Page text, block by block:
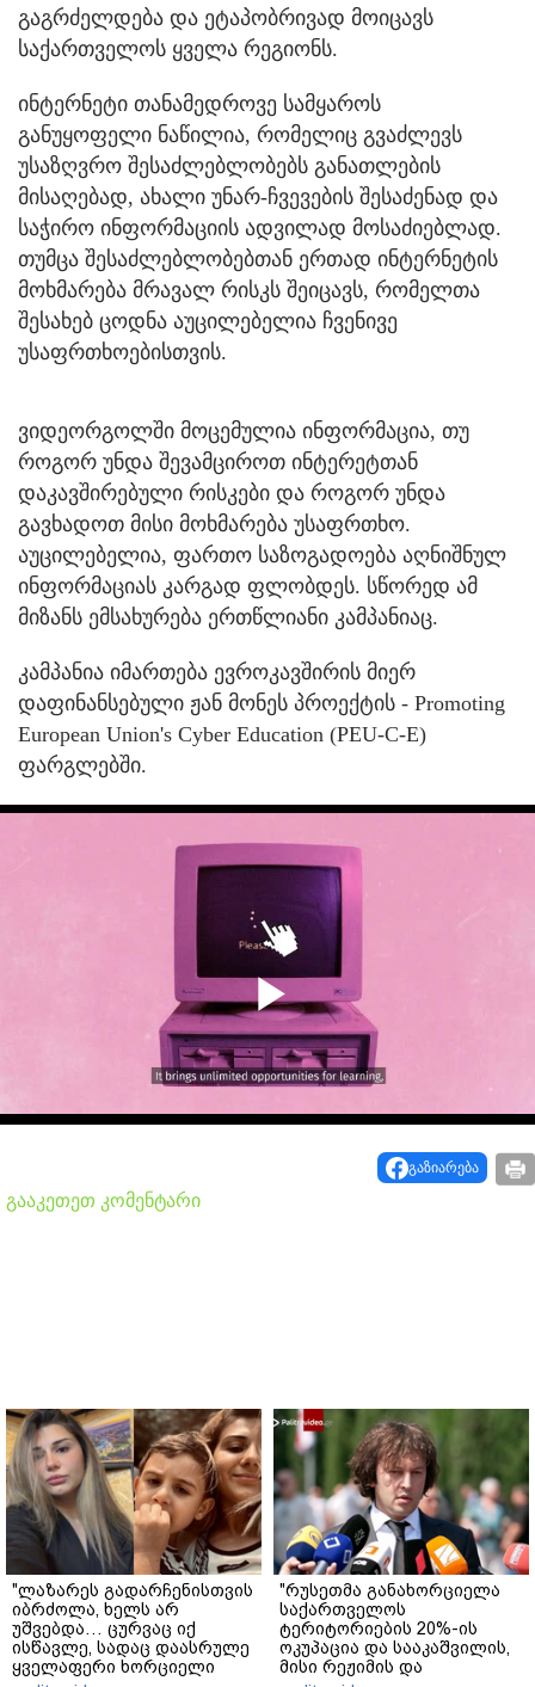
გაგრძელდება და ეტაპობრივად მოიცავს
საქართველოს ყველა რეგიონს.
ინტერნეტი თანამედროვე სამყაროს
განუყოფელი ნაწილია, რომელიც გვაძლევს
უსაზღვრო შესაძლებლობებს განათლების
მისაღებად, ახალი უნარ-ჩვევების შესაძენად და
საჭირო ინფორმაციის ადვილად მოსაძიებლად.
თუმცა შესაძლებლობებთან ერთად ინტერნეტის
მოხმარება მრავალ რისკს შეიცავს, რომელთა
შესახებ ცოდნა აუცილებელია ჩვენივე
უსაფრთხოებისთვის.
ვიდეორგოლში მოცემულია ინფორმაცია, თუ
როგორ უნდა შევამციროთ ინტერეტთან
დაკავშირებული რისკები და როგორ უნდა
გავხადოთ მისი მოხმარება უსაფრთხო.
აუცილებელია, ფართო საზოგადოება აღნიშნულ
ინფორმაციას კარგად ფლობდეს. სწორედ ამ
მიზანს ემსახურება ერთწლიანი კამპანიაც.
კამპანია იმართება ევროკავშირის მიერ
დაფინანსებული ჟან მონეს პროექტის - Promoting
European Union's Cyber Education (PEU-C-E)
ფარგლებში.
Play
Videoგაზიარება
გააკეთეთ კომენტარი
"ლაზარეს გადარჩენისთვის
იბრძოლა, ხელს არ
უშვებდა… ცურვაც იქ
ისწავლე, სადაც დაასრულე
ყველაფერი ხორციელი
"რუსეთმა განახორციელა
საქართველოს
ტერიტორიების 20%-ის
ოკუპაცია და სააკაშვილის,
მისი რეჟიმის და